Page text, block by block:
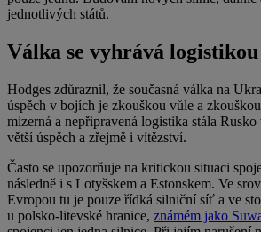
jednotlivých států.
Válka se vyhrává logistikou
Hodges zdůraznil, že současná válka na
úspěch v bojích je zkouškou vůle a
mizerná a nepřipravená logistika stála
větší úspěch a zřejmě i vítězství.
Často se upozorňuje na kritickou situaci
následně i s Lotyšskem a Estonskem. Ve
Evropou tu je pouze řídká silniční síť a ve
u polsko-litevské hranice, známém jako